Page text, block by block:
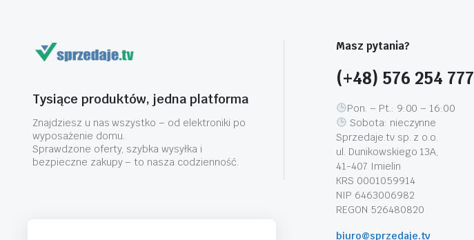
Tysiące produktów, jedna platforma
Znajdziesz u nas wszystko – od elektroniki po
wyposażenie domu.
Sprawdzone oferty, szybka wysyłka i
bezpieczne zakupy – to nasza codzienność.
Masz pytania?
(+48) 576 254 777
Pon. – Pt.: 9:00 – 16:00
Sobota: nieczynne
Sprzedaje.tv sp. z o.o.
ul. Dunikowskiego 13A,
41-407 Imielin
KRS 0001059914
NIP 6463006982
REGON 526480820
biuro@sprzedaje.tv